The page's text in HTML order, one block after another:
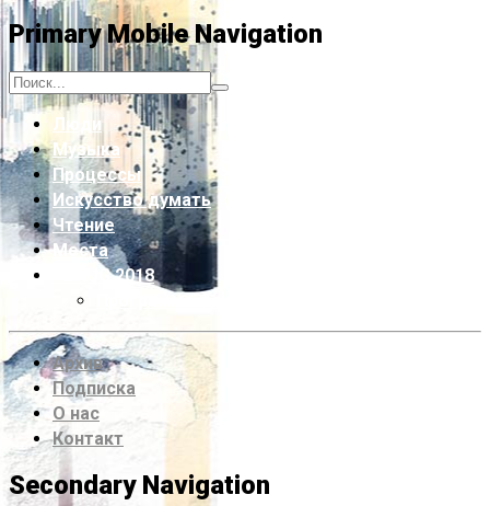
Primary Mobile Navigation
Люди
Музыка
Процессы
Искусство думать
Чтение
Места
VDRUG 2018
Архив
Подписка
О нас
Контакт
Secondary Navigation